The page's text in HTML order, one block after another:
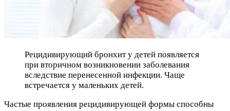
Рецидивирующий бронхит у детей появляется
при вторичном возникновении заболевания
вследствие перенесенной инфекции. Чаще
встречается у маленьких детей.
Частые проявления рецидивирующей формы способны